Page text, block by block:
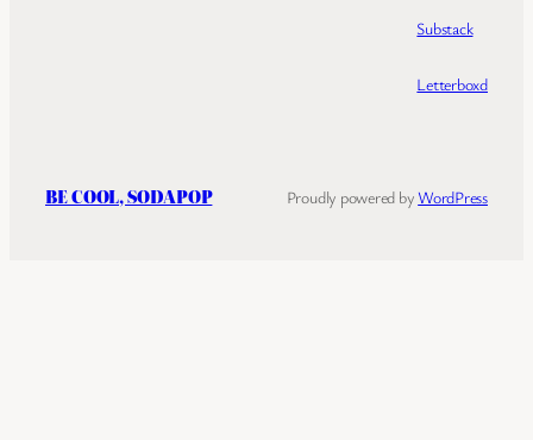
Substack
Letterboxd
BE COOL, SODAPOP Proudly powered byWordPress